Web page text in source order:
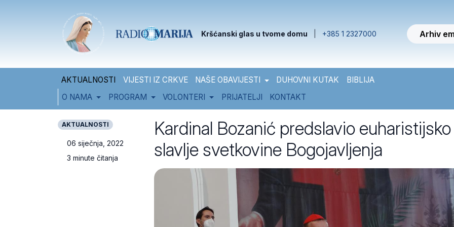
Kršćanski glas u tvome domu +385 1 2327000 Arhiv
AKTUALNOSTI VIJESTI IZ CRKVE NAŠE OBAVIJESTI DUHOVNI KUTAK
BIBLIJA
O NAMA
PROGRAM VOLONTERI PRIJATELJI KONTAKT
AKTUALNOSTI
06 siječnja, 2022
3 minute čitanja
Kardinal Bozanić predslavio euharistijsko
slavlje svetkovine Bogojavljenja